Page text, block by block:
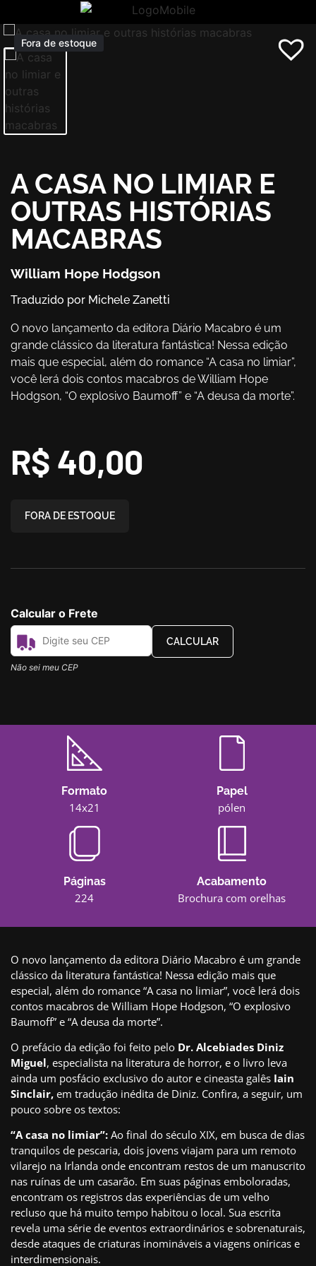
Fora de estoque
A CASA NO LIMIAR E
OUTRAS HISTÓRIAS
MACABRAS
William Hope Hodgson
Traduzido por Michele Zanetti
O novo lançamento da editora Diário Macabro é um
grande clássico da literatura fantástica! Nessa edição
mais que especial, além do romance “A casa no limiar”,
você lerá dois contos macabros de William Hope
Hodgson, “O explosivo Baumoff” e “A deusa da morte”.
R$ 40,00
FORA DE ESTOQUE
Calcular o Frete
CALCULAR
Não sei meu CEP
Formato
14x21
Papel
pólen
Páginas
224
Acabamento
Brochura com orelhas
O novo lançamento da editora Diário Macabro é um grande
clássico da literatura fantástica! Nessa edição mais que
especial, além do romance “A casa no limiar”, você lerá dois
contos macabros de William Hope Hodgson, “O explosivo
Baumoff” e “A deusa da morte”.
O prefácio da edição foi feito pelo Dr. Alcebiades Diniz
Miguel, especialista na literatura de horror, e o livro leva
ainda um posfácio exclusivo do autor e cineasta galês Iain
Sinclair, em tradução inédita de Diniz. Confira, a seguir, um
pouco sobre os textos:
“A casa no limiar”: Ao final do século XIX, em busca de dias
tranquilos de pescaria, dois jovens viajam para um remoto
vilarejo na Irlanda onde encontram restos de um manuscrito
nas ruínas de um casarão. Em suas páginas emboloradas,
encontram os registros das experiências de um velho
recluso que há muito tempo habitou o local. Sua escrita
revela uma série de eventos extraordinários e sobrenaturais,
desde ataques de criaturas inomináveis a viagens oníricas e
interdimensionais.